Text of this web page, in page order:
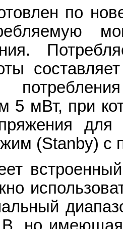
по
5 мВт, при
(Stanby) с
но